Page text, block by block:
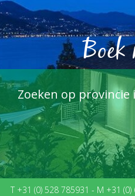
Zoeken op provincie
T +31 (0) 528 785931 - M +31